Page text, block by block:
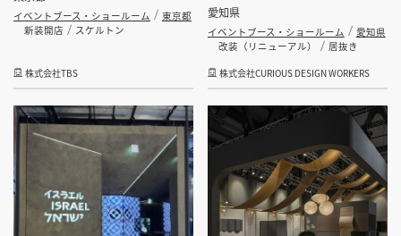
イベントブース・ショールーム
東京都
新装開店
スケルトン
株式会社TBS
愛知県
イベントブース・ショールーム
愛知県
改装（リニューアル）
居抜き
株式会社CURIOUS DESIGN WORKERS